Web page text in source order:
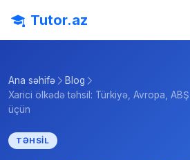
Tutor.az
Ana səhifə
Blog
Xarici ölkədə təhsil: Türkiyə, Avropa,
üçün
TƏHSIL